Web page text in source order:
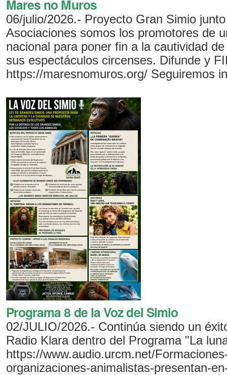
Mares no Muros
06/julio/2026.- Proyecto Gran Simio
Asociaciones somos los promotores de
nacional para poner fin a la cautividad
sus espectáculos circenses. Difunde y
https://maresnomuros.org/ Seguiremos
Programa 8 de la Voz del Simio
02/JULIO/2026.- Continúa siendo un
Radio Klara dentro del Programa "La
https://www.audio.urcm.net/
organizaciones-animalistas-presentan-